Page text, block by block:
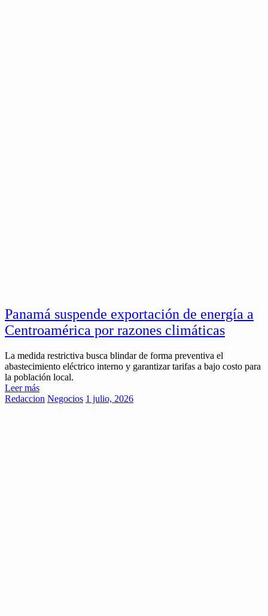
Panamá suspende exportación de energía a
Centroamérica por razones climáticas
La medida restrictiva busca blindar de forma preventiva el
abastecimiento eléctrico interno y garantizar tarifas a bajo costo para
la población local.
Leer más
Redaccion Negocios 1 julio, 2026